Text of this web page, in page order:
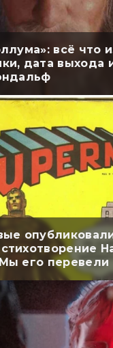
всё что
дата выхода
его перевели